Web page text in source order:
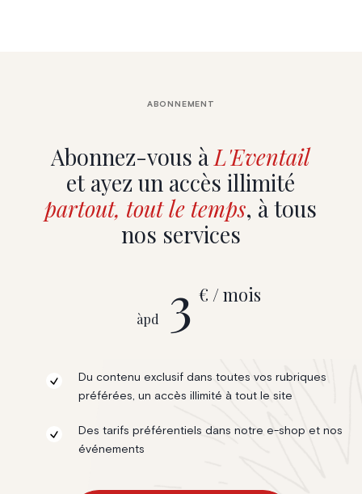
Abonnez-vous àL'Eventail
et ayez un accès illimité
partout, tout le temps, à tous
nos services
ABONNEMENT
àpd 3 € / mois
Du contenu exclusif dans toutes vos rubriques
préférées, un accès illimité à tout le site
Des tarifs préférentiels dans notre e-shop et nos
événements